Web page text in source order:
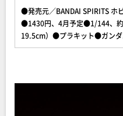
●発売元／BANDAI SPIRITS ホ
●1430円、4月予定●1/144、
19.5cm）●プラキット●ガンダ